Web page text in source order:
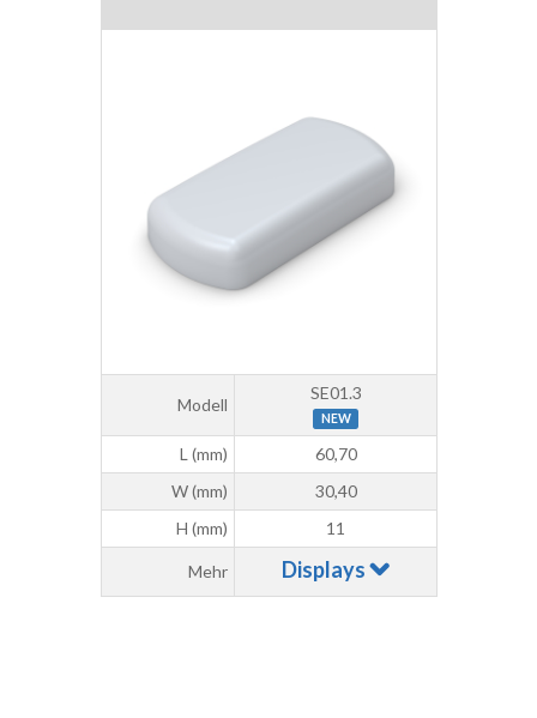
Modell
SE01.3
NEW
L (mm)
60,70
W (mm)
30,40
H (mm)
11
Mehr Displays